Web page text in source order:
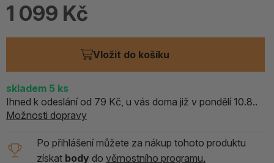
1 099 Kč
Vložit do košíku
skladem 5 ks
Ihned k odeslání od 79 Kč, u vás doma již v pondělí 10.8..
Možnosti dopravy
Po přihlášení můžete za nákup tohoto produktu
získat body do věrnostního programu.